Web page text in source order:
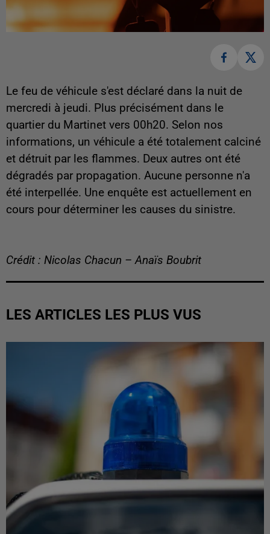
Le feu de véhicule s'est déclaré dans la nuit de
mercredi à jeudi. Plus précisément dans le
quartier du Martinet vers 00h20. Selon nos
informations, un véhicule a été totalement calciné
et détruit par les flammes. Deux autres ont été
dégradés par propagation. Aucune personne n'a
été interpellée. Une enquête est actuellement en
cours pour déterminer les causes du sinistre.
Crédit : Nicolas Chacun – Anaïs Boubrit
LES ARTICLES LES PLUS VUS